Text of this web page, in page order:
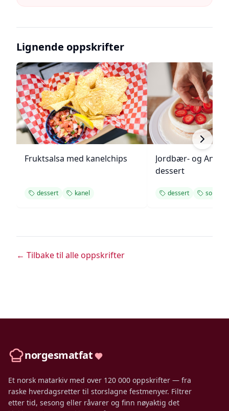
Lignende oppskrifter
Fruktsalsa med kanelchips
dessert kanel
Jordbær- og Angel
dessert
dessert sommer
← Tilbake til alle oppskrifter
norgesmatfat
Et norsk matarkiv med over 120 000 oppskrifter — fra
raske hverdagsretter til storslagne festmenyer. Filtrer
etter tid, sesong eller råvarer og finn nøyaktig det